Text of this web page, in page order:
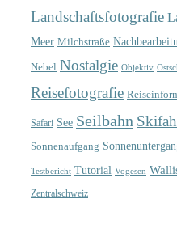
Landschaftsfotografie
Meer Milchstraße
Nebel Nostalgie Objektiv
Reisefotografie
Safari See Seilbahn
Sonnenaufgang
Testbericht Tutorial Vogesen
Zentralschweiz